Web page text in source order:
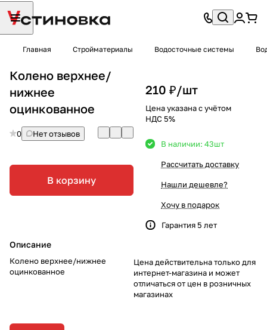
Главная Стройматериалы Водосточные системы
Колено верхнее/
нижнее
оцинкованное
0 Нет отзывов
В корзину
Описание
Колено верхнее/нижнее
оцинкованное
210 ₽/шт
Цена указана с учётом
НДС 5%
В наличии: 43шт
Рассчитать доставку
Нашли дешевле?
Хочу в подарок
Гарантия 5 лет
Цена действительна только для
интернет-магазина и может
отличаться от цен в розничных
магазинах